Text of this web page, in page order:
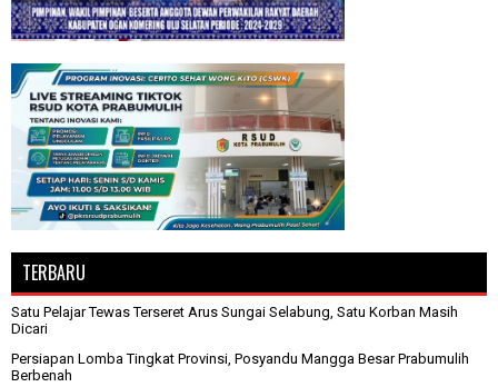
TERBARU
Satu Pelajar Tewas Terseret Arus Sungai Selabung, Satu Korban Masih
Dicari
Persiapan Lomba Tingkat Provinsi, Posyandu Mangga Besar Prabumulih
Berbenah